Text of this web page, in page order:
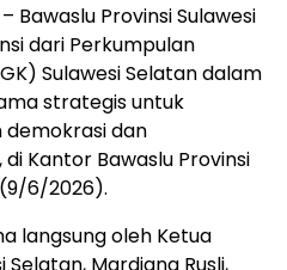
– Bawaslu Provinsi Sulawesi
dari Perkumpulan
Sulawesi Selatan dalam
strategis untuk
dan
Kantor Bawaslu Provinsi
(9/6/2026).
langsung oleh Ketua